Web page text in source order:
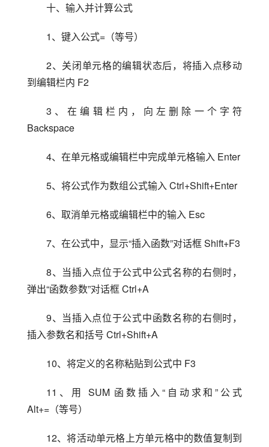
十、输入并计算公式
1、键入公式=（等号）
2、关闭单元格的编辑状态后，将插入点移动
到编辑栏内 F2
3、在编辑栏内，向左删除一个字符
Backspace
4、在单元格或编辑栏中完成单元格输入 Enter
5、将公式作为数组公式输入 Ctrl+Shift+Enter
6、取消单元格或编辑栏中的输入 Esc
7、在公式中，显示“插入函数”对话框 Shift+F3
8、当插入点位于公式中公式名称的右侧时，
弹出“函数参数”对话框 Ctrl+A
9、当插入点位于公式中函数名称的右侧时，
插入参数名和括号 Ctrl+Shift+A
10、将定义的名称粘贴到公式中 F3
11、用 SUM 函数插入“自动求和”公式
Alt+=（等号）
12、将活动单元格上方单元格中的数值复制到